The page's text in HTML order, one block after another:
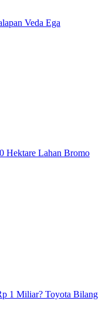
Veda Ega
Hektare Lahan Bromo
1 Miliar? Toyota Bilang